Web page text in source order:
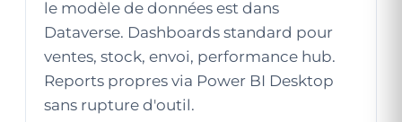
le modèle de données est dans
Dataverse. Dashboards standard pour
ventes, stock, envoi, performance hub.
Reports propres via Power BI Desktop
sans rupture d'outil.